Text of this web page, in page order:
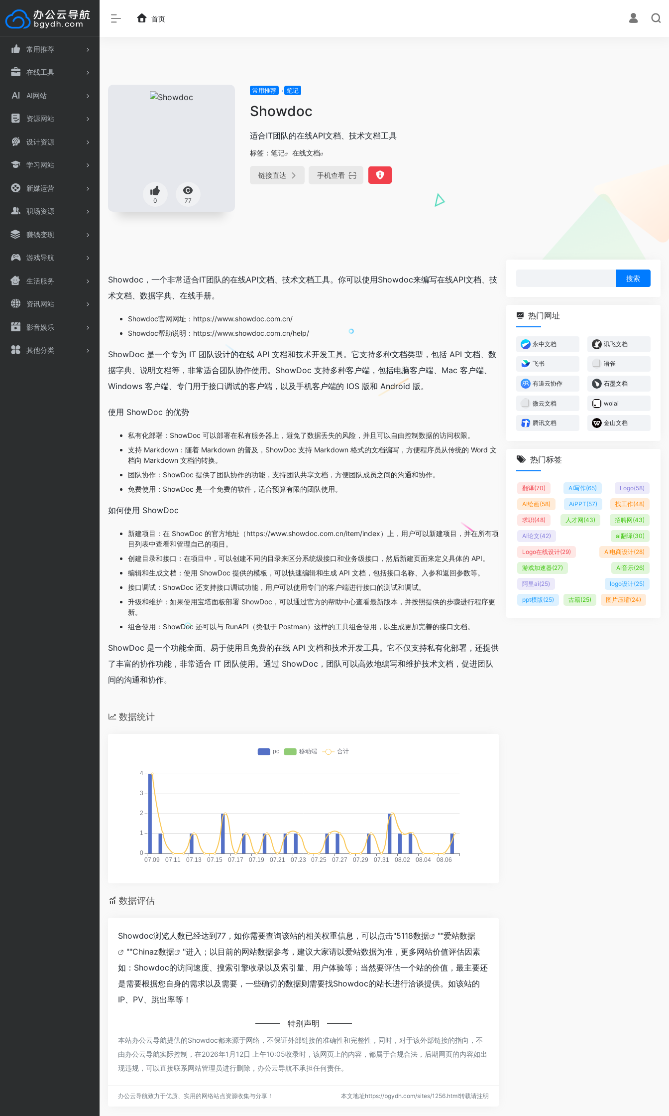
常用推荐
在线工具
AI网站
资源网站
设计资源
学习网站
新媒运营
职场资源
赚钱变现
游戏导航
生活服务
资讯网站
影音娱乐
其他分类
首页
0 77
常用推荐 笔记
Showdoc
适合IT团队的在线API文档、技术文档工具
标签： 笔记 在线文档
链接直达 手机查看
Showdoc，一个非常适合IT团队的在线API文档、技术文档工具。你可以使用Showdoc来编写在线API文档、技
术文档、数据字典、在线手册。
Showdoc官网网址：https://www.showdoc.com.cn/
Showdoc帮助说明：https://www.showdoc.com.cn/help/
ShowDoc 是一个专为 IT 团队设计的在线 API 文档和技术开发工具。它支持多种文档类型，包括 API 文档、数
据字典、说明文档等，非常适合团队协作使用。ShowDoc 支持多种客户端，包括电脑客户端、Mac 客户端、
Windows 客户端、专门用于接口调试的客户端，以及手机客户端的 IOS 版和 Android 版。
使用 ShowDoc 的优势
私有化部署：ShowDoc 可以部署在私有服务器上，避免了数据丢失的风险，并且可以自由控制数据的访问权限。
支持 Markdown：随着 Markdown 的普及，ShowDoc 支持 Markdown 格式的文档编写，方便程序员从传统的 Word 文
档向 Markdown 文档的转换。
团队协作：ShowDoc 提供了团队协作的功能，支持团队共享文档，方便团队成员之间的沟通和协作。
免费使用：ShowDoc 是一个免费的软件，适合预算有限的团队使用。
如何使用 ShowDoc
新建项目：在 ShowDoc 的官方地址（https://www.showdoc.com.cn/item/index）上，用户可以新建项目，并在所有项
目列表中查看和管理自己的项目。
创建目录和接口：在项目中，可以创建不同的目录来区分系统级接口和业务级接口，然后新建页面来定义具体的 API。
编辑和生成文档：使用 ShowDoc 提供的模板，可以快速编辑和生成 API 文档，包括接口名称、入参和返回参数等。
接口调试：ShowDoc 还支持接口调试功能，用户可以使用专门的客户端进行接口的测试和调试。
升级和维护：如果使用宝塔面板部署 ShowDoc，可以通过官方的帮助中心查看最新版本，并按照提供的步骤进行程序更
新。
组合使用：ShowDoc 还可以与 RunAPI（类似于 Postman）这样的工具组合使用，以生成更加完善的接口文档。
ShowDoc 是一个功能全面、易于使用且免费的在线 API 文档和技术开发工具。它不仅支持私有化部署，还提供
了丰富的协作功能，非常适合 IT 团队使用。通过 ShowDoc，团队可以高效地编写和维护技术文档，促进团队
间的沟通和协作。
数据统计
数据评估
Showdoc浏览人数已经达到77，如你需要查询该站的相关权重信息，可以点击"5118数据 ""爱站数据
""Chinaz数据
"进入；以目前的网站数据参考，建议大家请以爱站数据为准，更多网站价值评估因素
如：Showdoc的访问速度、搜索引擎收录以及索引量、用户体验等；当然要评估一个站的价值，最主要还
是需要根据您自身的需求以及需要，一些确切的数据则需要找Showdoc的站长进行洽谈提供。如该站的
IP、PV、跳出率等！
特别声明
本站办公云导航提供的Showdoc都来源于网络，不保证外部链接的准确性和完整性，同时，对于该外部链接的指向，不
由办公云导航实际控制，在2026年1月12日 上午10:05收录时，该网页上的内容，都属于合规合法，后期网页的内容如出
现违规，可以直接联系网站管理员进行删除，办公云导航不承担任何责任。
办公云导航致力于优质、实用的网络站点资源收集与分享！ 本文地址https://bgydh.com/sites/1256.html转载请注明
热门网址
永中文档 讯飞文档
飞书 语雀
有道云协作 石墨文档
微云文档 wolai
腾讯文档 金山文档
热门标签
翻译(70) AI写作(65) Logo(58)
AI绘画(58) AiPPT(57) 找工作(48)
求职(48) 人才网(43) 招聘网(43)
AI论文(42) ai翻译(30)
Logo在线设计(29) AI电商设计(28)
游戏加速器(27) AI音乐(26)
阿里ai(25) logo设计(25)
ppt模版(25) 古籍(25) 图片压缩(24)